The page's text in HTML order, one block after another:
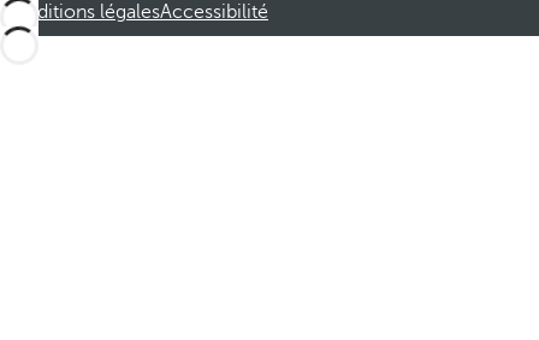
Conditions légalesAccessibilité